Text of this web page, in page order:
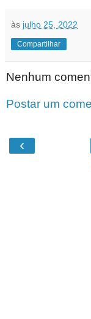
às julho 25, 2022
Compartilhar
Nenhum
Postar um
‹